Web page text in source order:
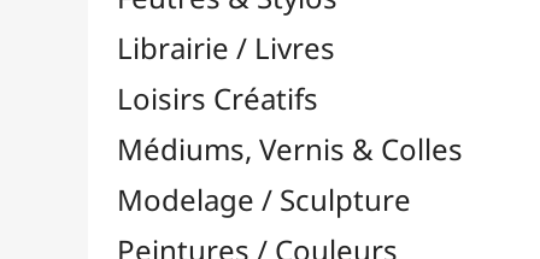
Charges / Poudres & Fibres

Colorants & Pigments 
Huiles & Solvants
Livres Résines & Moulage
Moules Silicones
